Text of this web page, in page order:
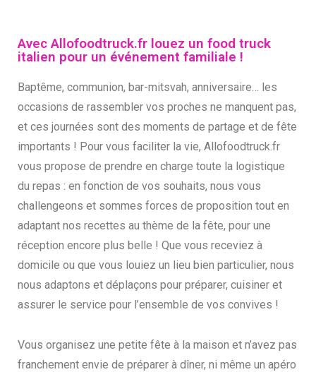
Avec Allofoodtruck.fr louez un food truck
italien pour un événement familiale !
Baptême, communion, bar-mitsvah, anniversaire… les
occasions de rassembler vos proches ne manquent pas,
et ces journées sont des moments de partage et de fête
importants ! Pour vous faciliter la vie, Allofoodtruck.fr
vous propose de prendre en charge toute la logistique
du repas : en fonction de vos souhaits, nous vous
challengeons et sommes forces de proposition tout en
adaptant nos recettes au thème de la fête, pour une
réception encore plus belle ! Que vous receviez à
domicile ou que vous louiez un lieu bien particulier, nous
nous adaptons et déplaçons pour préparer, cuisiner et
assurer le service pour l’ensemble de vos convives !
Vous organisez une petite fête à la maison et n’avez pas
franchement envie de préparer à dîner, ni même un apéro